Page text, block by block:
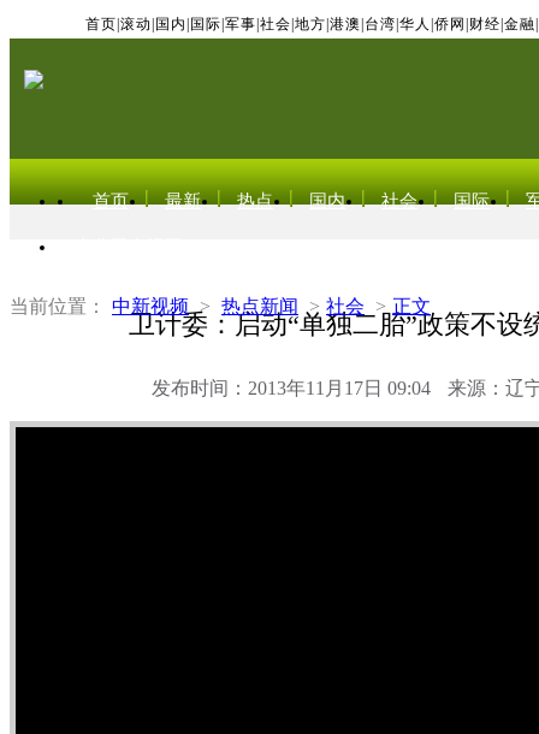
首页 滚动 国内 国际 军事 社会 地方 港澳 台湾 华人 侨网 财经 金融
首页 最新 热点 国内 社会 国际
当前位置： 中新视频 > 热点新闻 > 社会 > 正文
卫计委：启动“单独二胎”政策不设
发布时间：2013年11月17日 09:04 来源：辽